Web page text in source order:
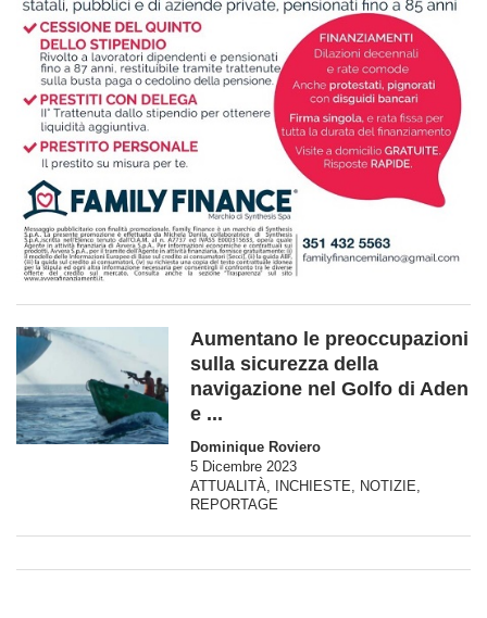
Aumentano le preoccupazioni
sulla sicurezza della
navigazione nel Golfo di Aden
e ...
Dominique Roviero
5 Dicembre 2023
ATTUALITÀ, INCHIESTE, NOTIZIE,
REPORTAGE